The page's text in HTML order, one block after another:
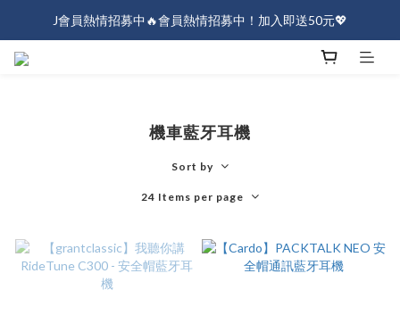
J會員熱情招募中🔥會員熱情招募中！加入即送50元💖
J會員熱情招募中🔥會員熱情招募中！加入即送50元💖
機車藍牙耳機
Sort by
24 Items per page